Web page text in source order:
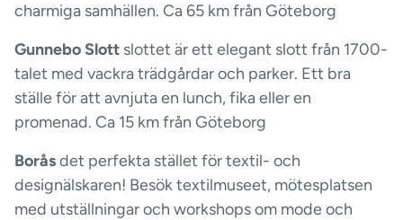
charmiga samhällen. Ca 65 km från Göteborg
Gunnebo Slott slottet är ett elegant slott från 1700-
talet med vackra trädgårdar och parker. Ett bra
ställe för att avnjuta en lunch, fika eller en
promenad. Ca 15 km från Göteborg
Boråsdet perfekta stället för textil- och
designälskaren! Besök textilmuseet, mötesplatsen
med utställningar och workshops om mode och